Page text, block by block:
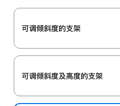
可调倾斜度的支架
可调倾斜度及高‍度的支‍架